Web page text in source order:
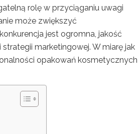
rolę w przyciąganiu uwagi
może zwiększyć
jest ogromna, jakość
marketingowej. W miarę jak
opakowań kosmetycznych